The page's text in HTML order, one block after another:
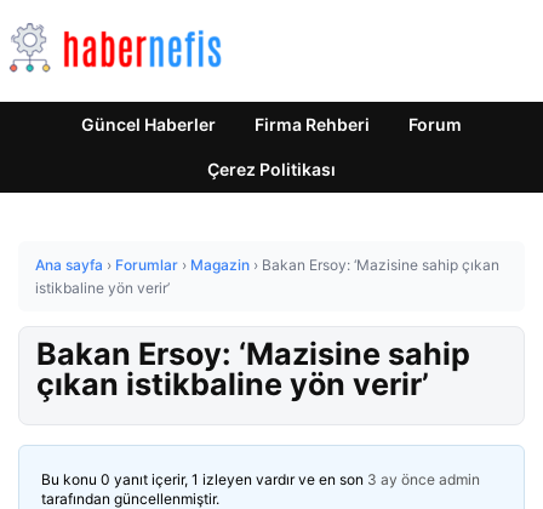
Güncel Haberler Firma Rehberi Forum
Çerez Politikası
Ana sayfa › Forumlar › Magazin › Bakan Ersoy: ‘Mazisine sahip çıkan
istikbaline yön verir’
Bakan Ersoy: ‘Mazisine sahip
çıkan istikbaline yön verir’
Bu konu 0 yanıt içerir, 1 izleyen vardır ve en son 3 ay önce admin
tarafından güncellenmiştir.